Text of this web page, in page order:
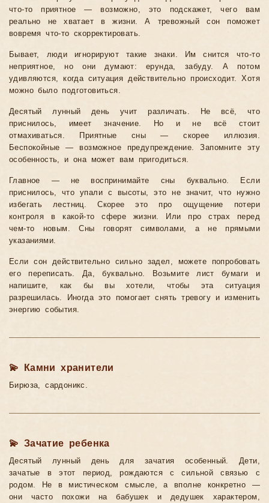
что-то приятное — возможно, это подскажет, чего вам
реально не хватает в жизни. А тревожный сон поможет
вовремя что-то скорректировать.
Бывает, люди игнорируют такие знаки. Им снится что-то
неприятное, но они думают: ерунда, забуду. А потом
удивляются, когда ситуация действительно происходит. Хотя
можно было подготовиться.
Десятый лунный день учит различать. Не всё, что
приснилось, имеет значение. Но и не всё стоит
отмахиваться. Приятные сны — скорее иллюзия.
Беспокойные — возможное предупреждение. Запомните эту
особенность, и она может вам пригодиться.
Главное — не воспринимайте сны буквально. Если
приснилось, что упали с высоты, это не значит, что нужно
избегать лестниц. Скорее это про ощущение потери
контроля в какой-то сфере жизни. Или про страх перед
чем-то новым. Сны говорят символами, а не прямыми
указаниями.
Если сон действительно сильно задел, можете попробовать
его переписать. Да, буквально. Возьмите лист бумаги и
напишите, как бы вы хотели, чтобы эта ситуация
разрешилась. Иногда это помогает снять тревогу и изменить
энергию события.
💫 Камни хранители
Бирюза, сардоникс.
💫 Зачатие ребенка
Десятый лунный день для зачатия особенный. Дети,
зачатые в этот период, рождаются с сильной связью с
родом. Не в мистическом смысле, а вполне конкретно —
они часто похожи на бабушек и дедушек характером,